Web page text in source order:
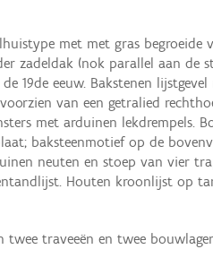
met met gras begroeide
zadeldak (nok parallel aan de
19de eeuw. Bakstenen
van een getralied
met arduinen lekdrempels.
baksteenmotief op de
neuten en stoep van vier
Houten kroonlijst op
twee traveeën en twee